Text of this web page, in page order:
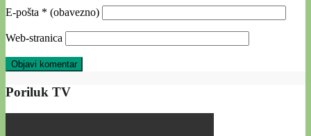
E-pošta * (obavezno)
Web-stranica
Poriluk TV